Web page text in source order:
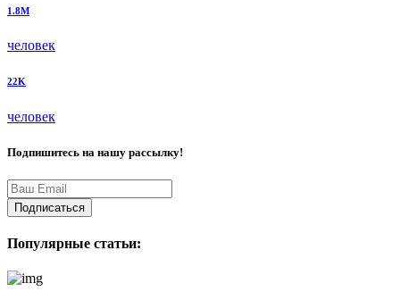
1.8M
человек
22K
человек
Подпишитесь на нашу рассылку!
Подписаться
Популярные статьи: